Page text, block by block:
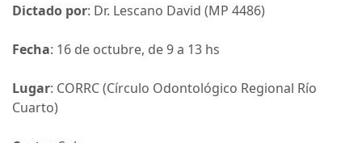
Dictado por: Dr. Lescano David (MP 4486)
Fecha: 16 de octubre, de 9 a 13 hs
Lugar: CORRC (Círculo Odontológico Regional Río
Cuarto)